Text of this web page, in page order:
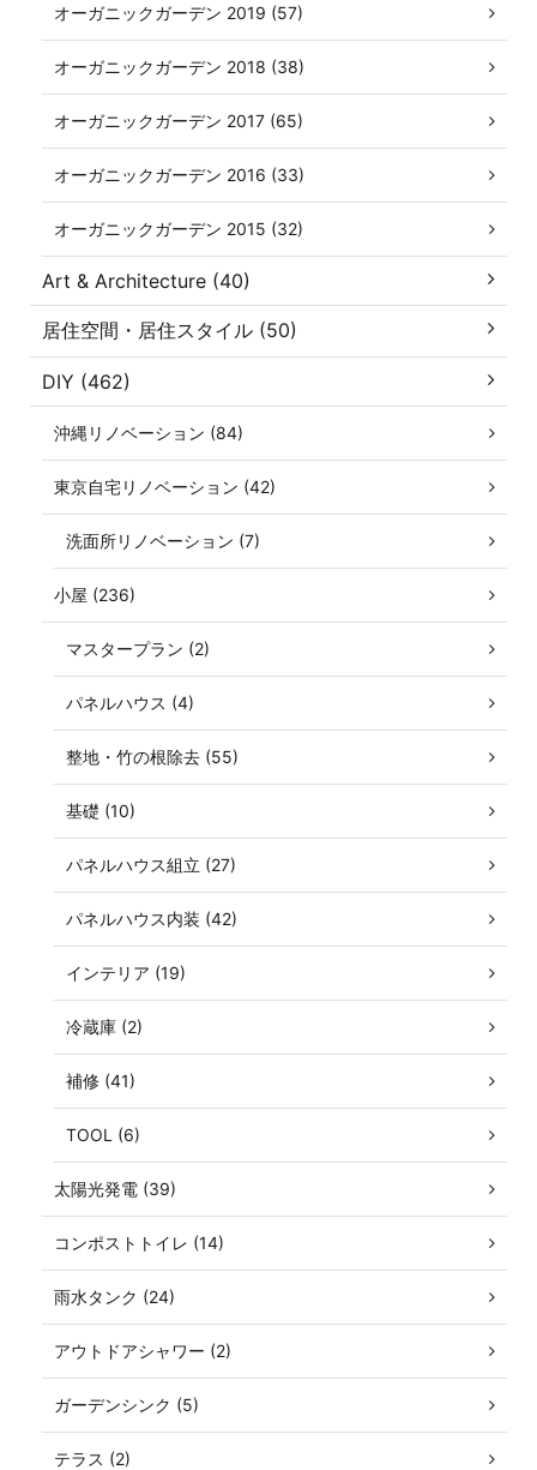
オーガニックガーデン 2019 (57)
オーガニックガーデン 2018 (38)
オーガニックガーデン 2017 (65)
オーガニックガーデン 2016 (33)
オーガニックガーデン 2015 (32)
Art & Architecture (40)
居住空間・居住スタイル (50)
DIY (462)
沖縄リノベーション (84)
東京自宅リノベーション (42)
洗面所リノベーション (7)
小屋 (236)
マスタープラン (2)
パネルハウス (4)
整地・竹の根除去 (55)
基礎 (10)
パネルハウス組立 (27)
パネルハウス内装 (42)
インテリア (19)
冷蔵庫 (2)
補修 (41)
TOOL (6)
太陽光発電 (39)
コンポストトイレ (14)
雨水タンク (24)
アウトドアシャワー (2)
ガーデンシンク (5)
テラス (2)